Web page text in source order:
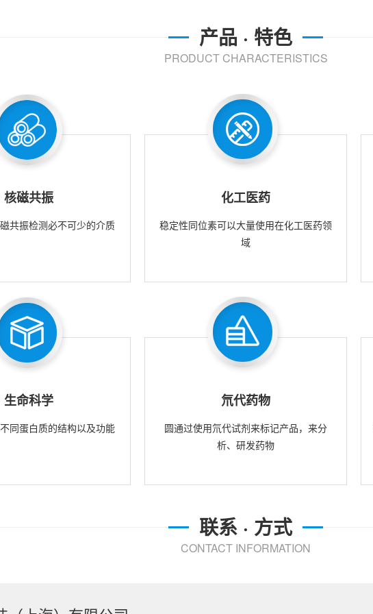
产品 · 特色
PRODUCT CHARACTERISTICS
核磁共振
共振检测必不可少的介质
化工医药
稳定性同位素可以大量使用在化工医药领
域
生命科学
同蛋白质的结构以及功能
氘代药物
圆通过使用氘代试剂来标记产品，来分
析、研发药物
联系 · 方式
CONTACT INFORMATION